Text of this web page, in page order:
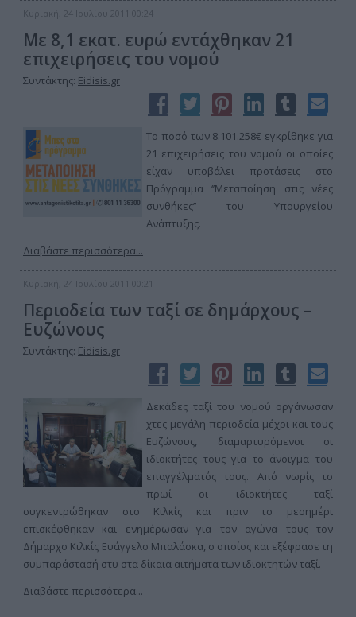
Κυριακή, 24 Ιουλίου 2011 00:24
Με 8,1 εκατ. ευρώ εντάχθηκαν 21
επιχειρήσεις του νομού
Συντάκτης: Eidisis.gr
Το ποσό των 8.101.258€ εγκρίθηκε για
21 επιχειρήσεις του νομού οι οποίες
είχαν υποβάλει προτάσεις στο
Πρόγραμμα ‘’Μεταποίηση στις νέες
συνθήκες’’ του Υπουργείου
Ανάπτυξης.
Διαβάστε περισσότερα...
Κυριακή, 24 Ιουλίου 2011 00:21
Περιοδεία των ταξί σε δημάρχους –
Ευζώνους
Συντάκτης: Eidisis.gr
Δεκάδες ταξί του νομού οργάνωσαν
χτες μεγάλη περιοδεία μέχρι και τους
Ευζώνους, διαμαρτυρόμενοι οι
ιδιοκτήτες τους για το άνοιγμα του
επαγγέλματός τους. Από νωρίς το
πρωί οι ιδιοκτήτες ταξί
συγκεντρώθηκαν στο Κιλκίς και πριν το μεσημέρι
επισκέφθηκαν και ενημέρωσαν για τον αγώνα τους τον
Δήμαρχο Κιλκίς Ευάγγελο Μπαλάσκα, ο οποίος και εξέφρασε τη
συμπαράστασή στυ στα δίκαια αιτήματα των ιδιοκτητών ταξί.
Διαβάστε περισσότερα...